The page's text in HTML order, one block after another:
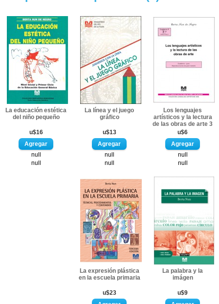
La educación estética
del niño pequeño
u$16
null
null
La línea y el juego
gráfico
u$13
null
null
Los lenguajes
artísticos y la lectura
de las obras de arte 3
u$6
null
null
La expresión plástica
en la escuela primaria
u$23
La palabra y la
imágen
u$9